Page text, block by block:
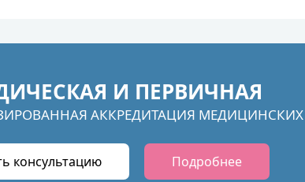
И ПЕРВИЧНАЯ
АККРЕДИТАЦИЯ МЕДИЦИНСКИХ
консультацию Подробнее